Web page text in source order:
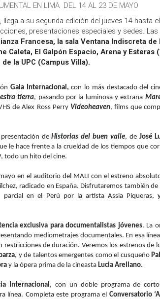
EN LIMA DEL 14 AL 23 DE MAYO
a su segunda edición del jueves 14 hasta
presentaciones especiales y sedes.
Francesa, la sala Ventana Indiscreta de
Caleta, El Galpón Espacio, Arena y Esteras
la UPC (Campus Villa).
Gala Internacional,con lo más destacado del
tierra, pasando por la luminosa y extraña
de Alex Ross Perry Videoheaven, films que
presentación deHistorias del buen valle, de José
le hace frente a la crueldad de los tiempos que
, todo un hito del cine.
en el auditorio del MALI con el estreno
radicado en España. Disfrutaremos también de
parcial en el Perú por la artista Assia Piqueras,
exclusiva para documentalistas jóvenes. La
mediometrajes documentales. En esa
de duración. Veremos los estrenos de
, y de talentos emergentes como el cusqueño
y la ópera prima de la cineasta Lucia Arellano.
Internacional , con un doble programa de
línea. Completa este programa el Conversatorio